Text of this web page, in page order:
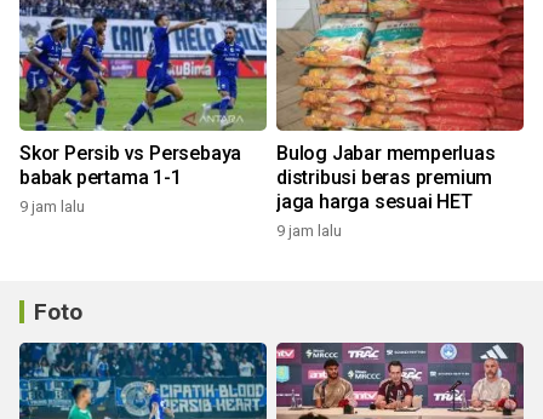
Skor Persib vs Persebaya
babak pertama 1-1
9 jam lalu
Bulog Jabar memperluas
distribusi beras premium
jaga harga sesuai HET
9 jam lalu
Foto